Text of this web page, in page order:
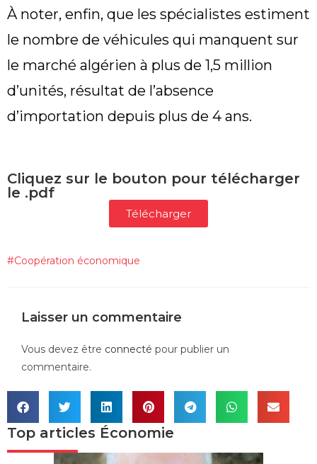
À noter, enfin, que les spécialistes estiment
le nombre de véhicules qui manquent sur
le marché algérien à plus de 1,5 million
d’unités, résultat de l’absence
d’importation depuis plus de 4 ans.
Cliquez sur le bouton pour télécharger
le .pdf
Télécharger
#Coopération économique
Laisser un commentaire
Vous devez être connecté pour publier un
commentaire.
Top articles Économie